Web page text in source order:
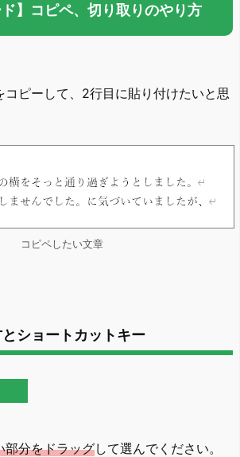
ド】コピペ、切り取りのやり方
コピーして、2行目に貼り付けたいと思
コピペしたい文章
ショートカットキー
部分をドラッグして選んでください。